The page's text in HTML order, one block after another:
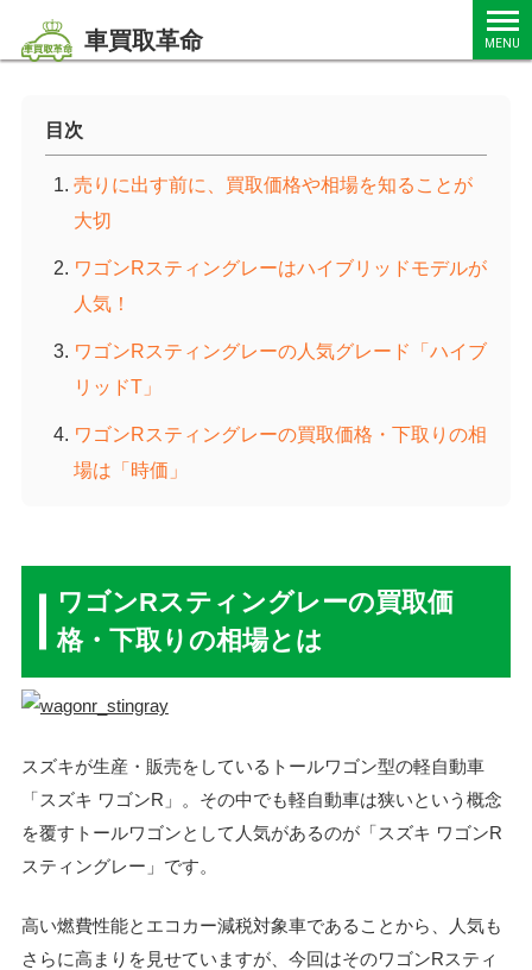
車買取革命 MENU
目次
売りに出す前に、買取価格や相場を知ることが
大切
ワゴンRスティングレーはハイブリッドモデルが
人気！
ワゴンRスティングレーの人気グレード「ハイブ
リッドT」
ワゴンRスティングレーの買取価格・下取りの相
場は「時価」
ワゴンRスティングレーの買取価
格・下取りの相場とは
スズキが生産・販売をしているトールワゴン型の軽自動車
「スズキ ワゴンR」。その中でも軽自動車は狭いという概念
を覆すトールワゴンとして人気があるのが「スズキ ワゴンR
スティングレー」です。
高い燃費性能とエコカー減税対象車であることから、人気も
さらに高まりを見せていますが、今回はそのワゴンRスティ